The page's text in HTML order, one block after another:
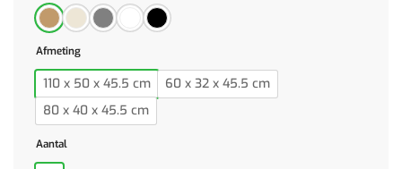
Afmeting
110 x 50 x 45.5 cm
60 x 32 x 45.5 cm
80 x 40 x 45.5 cm
Aantal